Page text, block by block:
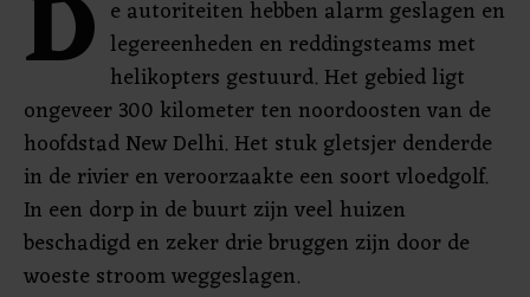
e autoriteiten hebben alarm geslagen en
legereenheden en reddingsteams met
helikopters gestuurd. Het gebied ligt
ongeveer 300 kilometer ten noordoosten van de
hoofdstad New Delhi. Het stuk gletsjer denderde
in de rivier en veroorzaakte een soort vloedgolf.
In een dorp in de buurt zijn veel huizen
beschadigd en zeker drie bruggen zijn door de
woeste stroom weggeslagen.